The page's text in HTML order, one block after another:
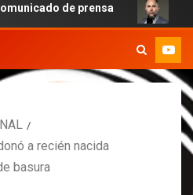
prensa MARCOS
a recién nacida
basura